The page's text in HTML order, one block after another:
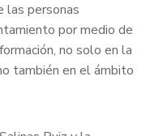
las personas
por medio de
no solo en la
también en el ámbito